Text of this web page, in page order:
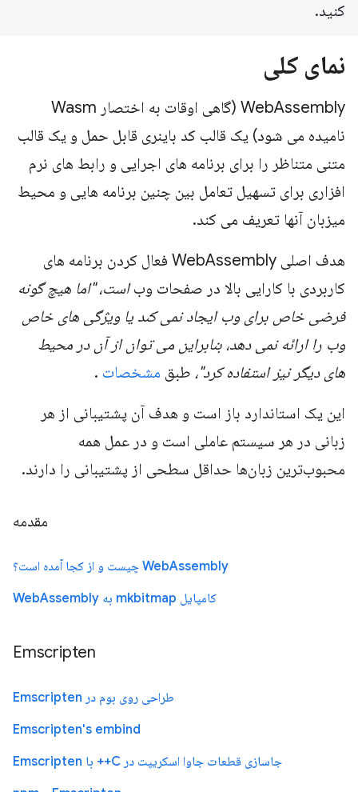
کنید.
نمای کلی
WebAssembly (گاهی اوقات به اختصار Wasm
نامیده می شود) یک قالب کد باینری قابل حمل و یک قالب
متنی متناظر را برای برنامه های اجرایی و رابط های نرم
افزاری برای تسهیل تعامل بین چنین برنامه هایی و محیط
میزبان آنها تعریف می کند.
هدف اصلی WebAssembly فعال کردن برنامه های
کاربردی با کارایی بالا در صفحات وباست، "اما هیچ گونه
فرضی خاص برای وب ایجاد نمی کند یا ویژگی های خاص
وب را ارائه نمی دهد، بنابراین می توان از آن در محیط
های دیگر نیز استفاده کرد"، طبق مشخصات .
این یک استاندارد باز است و هدف آن پشتیبانی از هر
زبانی در هر سیستم عاملی است و در عمل همه
محبوب‌ترین زبان‌ها حداقل سطحی از پشتیبانی را دارند.
مقدمه
WebAssembly چیست و از کجا آمده است؟
کامپایل mkbitmap به WebAssembly
Emscripten
طراحی روی بوم در Emscripten
Emscripten's embind
جاسازی قطعات جاوا اسکریپت در C++ با Emscripten